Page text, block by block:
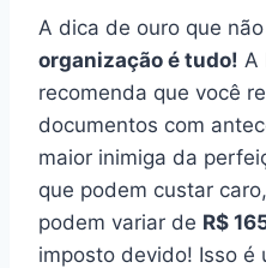
A dica de ouro que
organização é tudo! A
recomenda que você
documentos com
maior inimiga da
que podem custar
podem variar de R$
imposto devido! Isso é